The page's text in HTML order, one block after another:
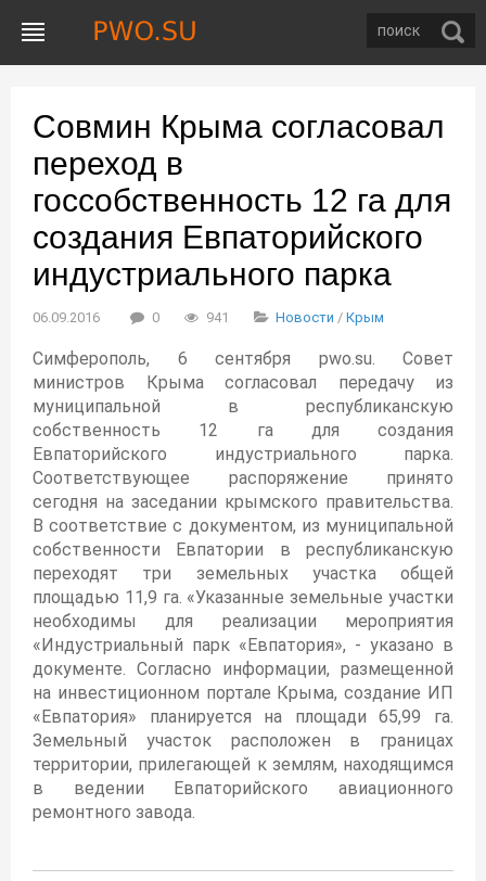
Совмин Крыма согласовал
переход в
госсобственность 12 га для
создания Евпаторийского
индустриального парка
06.09.2016 0 941 Новости / Крым
Симферополь, 6 сентября pwo.su. Совет
министров Крыма согласовал передачу из
муниципальной в республиканскую
собственность 12 га для создания
Евпаторийского индустриального парка.
Соответствующее распоряжение принято
сегодня на заседании крымского правительства.
В соответствие с документом, из муниципальной
собственности Евпатории в республиканскую
переходят три земельных участка общей
площадью 11,9 га. «Указанные земельные участки
необходимы для реализации мероприятия
«Индустриальный парк «Евпатория», - указано в
документе. Согласно информации, размещенной
на инвестиционном портале Крыма, создание ИП
«Евпатория» планируется на площади 65,99 га.
Земельный участок расположен в границах
территории, прилегающей к землям, находящимся
в ведении Евпаторийского авиационного
ремонтного завода.